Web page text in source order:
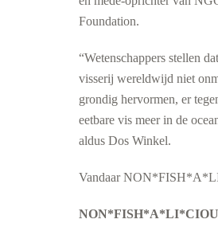
Foundation.
“Wetenschappers stellen
visserij wereldwijd niet
grondig hervormen, er
eetbare vis meer in de
aldus Dos Winkel.
Vandaar